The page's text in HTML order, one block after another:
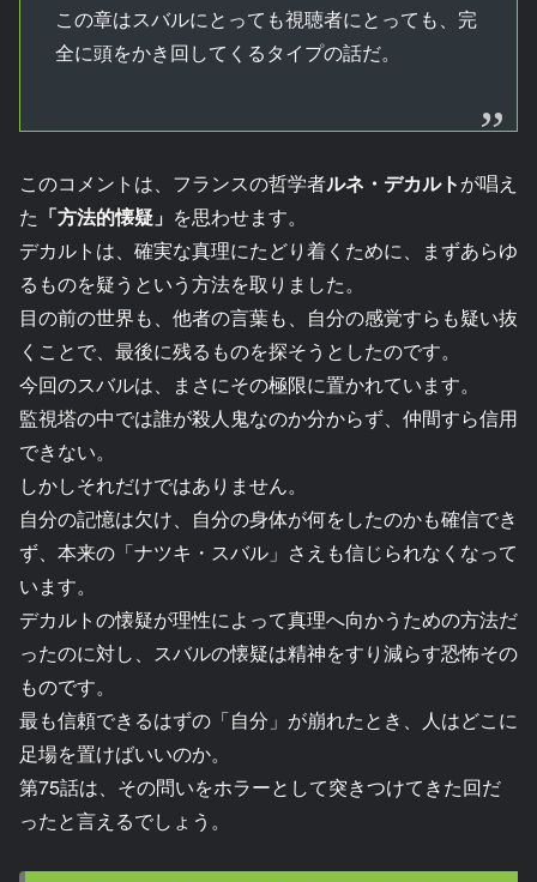
この章はスバルにとっても視聴者にとっても、完
全に頭をかき回してくるタイプの話だ。
このコメントは、フランスの哲学者ルネ・デカルトが唱え
た 「方法的懐疑」 を思わせます。
デカルトは、確実な真理にたどり着くために、まずあらゆ
るものを疑うという方法を取りました。
目の前の世界も、他者の言葉も、自分の感覚すらも疑い抜
くことで、最後に残るものを探そうとしたのです。
今回のスバルは、まさにその極限に置かれています。
監視塔の中では誰が殺人鬼なのか分からず、仲間すら信用
できない。
しかしそれだけではありません。
自分の記憶は欠け、自分の身体が何をしたのかも確信でき
ず、本来の「ナツキ・スバル」さえも信じられなくなって
います。
デカルトの懐疑が理性によって真理へ向かうための方法だ
ったのに対し、スバルの懐疑は精神をすり減らす恐怖その
ものです。
最も信頼できるはずの「自分」が崩れたとき、人はどこに
足場を置けばいいのか。
第75話は、その問いをホラーとして突きつけてきた回だ
ったと言えるでしょう。